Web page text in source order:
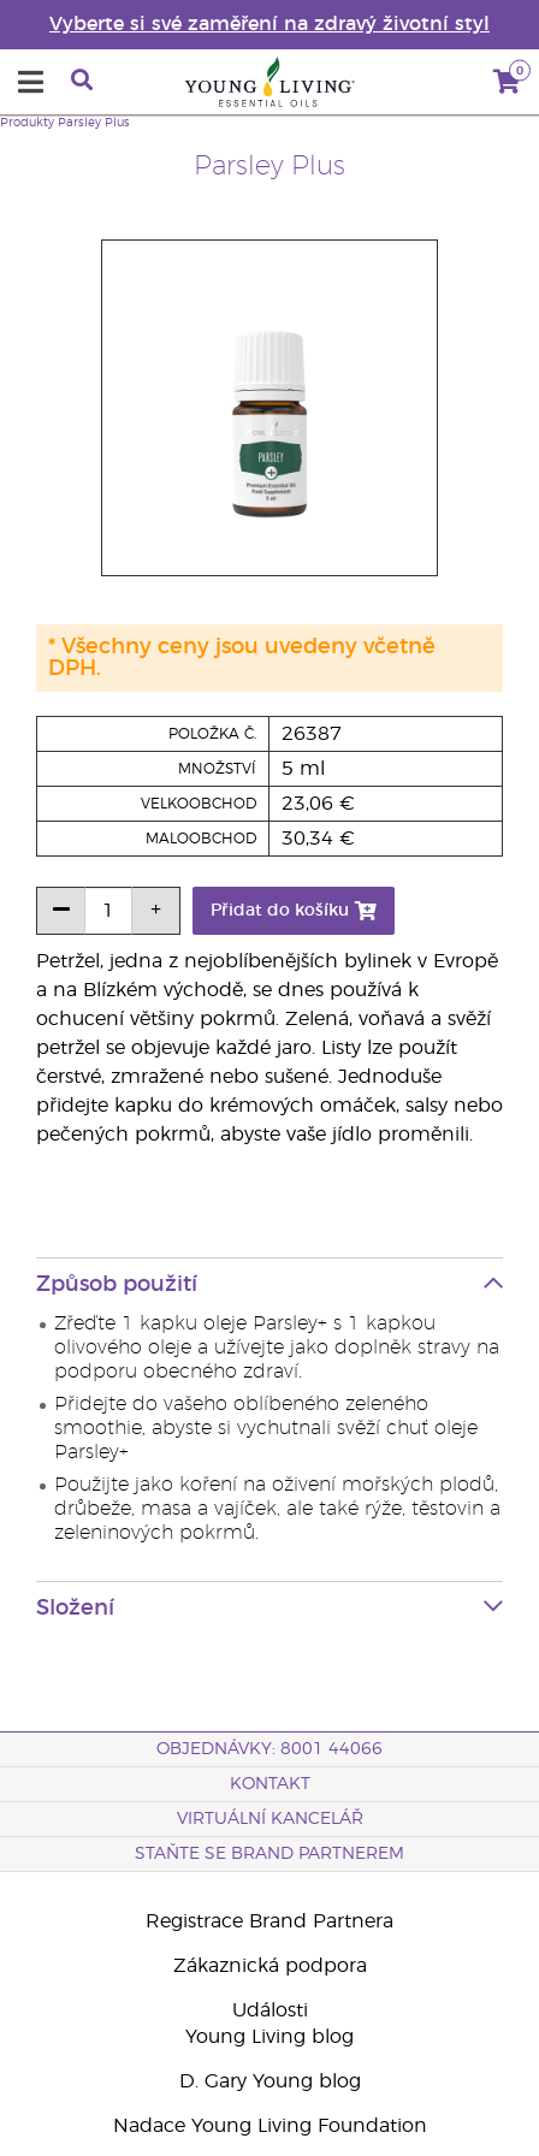
Vyberte si své zaměření na zdravý životní styl
0
Parsley Plus
Produkty Parsley Plus
Petržel, jedna z nejoblíbenějších bylinek v Evropě
a na Blízkém východě, se dnes používá k
ochucení většiny pokrmů. Zelená, voňavá a svěží
petržel se objevuje každé jaro. Listy lze použít
čerstvé, zmražené nebo sušené. Jednoduše
přidejte kapku do krémových omáček, salsy nebo
pečených pokrmů, abyste vaše jídlo proměnili.
POLOŽKA Č. 26387
MNOŽSTVÍ 5 ml
VELKOOBCHOD 23,06 €
MALOOBCHOD 30,34 €
Přidat do košíku
* Všechny ceny jsou uvedeny včetně
DPH.
Způsob použití
Zřeďte 1 kapku oleje Parsley+ s 1 kapkou
olivového oleje a užívejte jako doplněk stravy na
podporu obecného zdraví.
Přidejte do vašeho oblíbeného zeleného
smoothie, abyste si vychutnali svěží chuť oleje
Parsley+
Použijte jako koření na oživení mořských plodů,
drůbeže, masa a vajíček, ale také rýže, těstovin a
zeleninových pokrmů.
Složení
OBJEDNÁVKY: 8001 44066
KONTAKT
VIRTUÁLNÍ KANCELÁŘ
STAŇTE SE BRAND PARTNEREM
Registrace Brand Partnera
Zákaznická podpora
Události
Young Living blog
D. Gary Young blog
Nadace Young Living Foundation